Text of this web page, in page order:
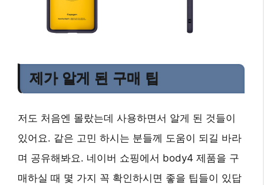
제가 알게 된 구매 팁
저도 처음엔 몰랐는데 사용하면서 알게 된 것들이
있어요. 같은 고민 하시는 분들께 도움이 되길 바라
며 공유해봐요. 네이버 쇼핑에서 body4 제품을 구
매하실 때 몇 가지 꼭 확인하시면 좋을 팁들이 있답